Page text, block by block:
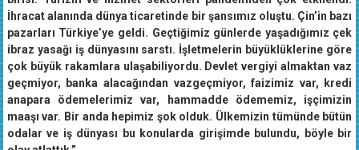
birisi. Turizm ve hizmet sektörleri pandemiden çok etkilendi.
İhracat alanında dünya ticaretinde bir şansımız oluştu. Çin’in bazı
pazarları Türkiye’ye geldi. Geçtiğimiz günlerde yaşadığımız çek
ibraz yasağı iş dünyasını sarstı. İşletmelerin büyüklüklerine göre
çok büyük rakamlara ulaşabiliyordu. Devlet vergiyi almaktan vaz
geçmiyor, banka alacağından vazgeçmiyor, faizimiz var, kredi
anapara ödemelerimiz var, hammadde ödememiz, işçimizin
maaşı var. Bir anda hepimiz şok olduk. Ülkemizin tümünde bütün
odalar ve iş dünyası bu konularda girişimde bulundu, böyle bir